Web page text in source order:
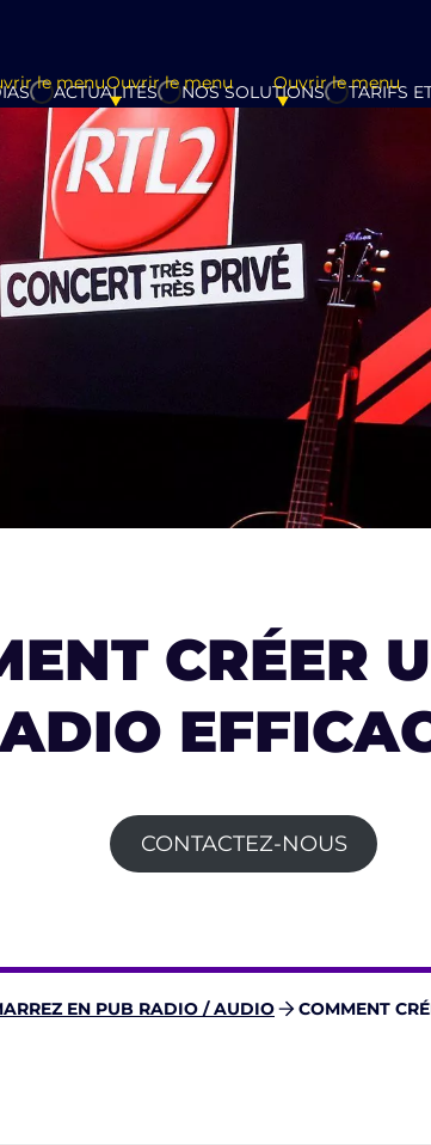
le menu
ACTUALITÉSOuvrir le menuNOS SOLUTIONSOuvrir le menu
TARIFS
CRÉER
CONTACTEZ-NOUS
EN PUB RADIO / AUDIO COMMENT